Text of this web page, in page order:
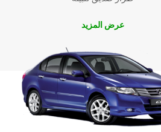
عرض المزيد